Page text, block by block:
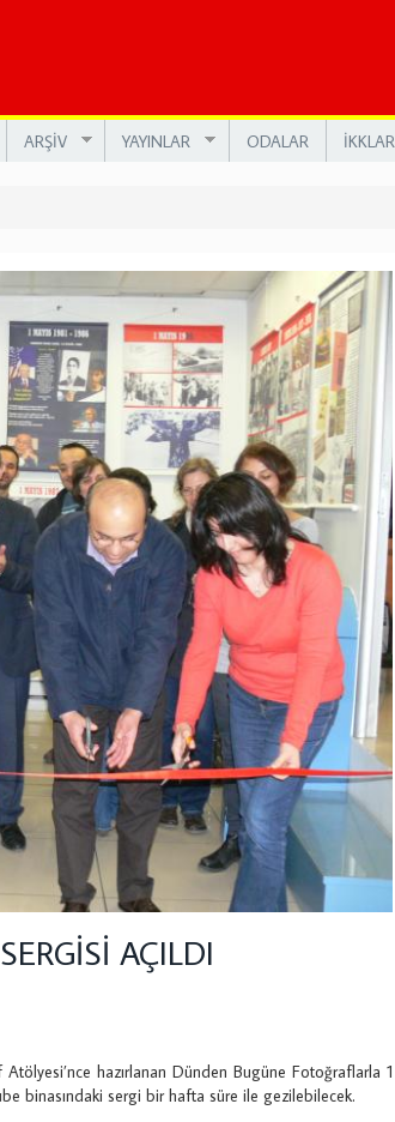
ARŞİV YAYINLAR ODALAR İKKLAR
AÇILDI
hazırlanan Dünden Bugüne Fotoğraflarla 1
binasındaki sergi bir hafta süre ile gezilebilecek.